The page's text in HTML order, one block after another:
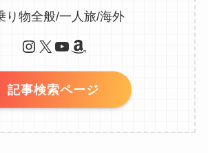
り物全般/一人旅/海外
Instagram X YouTube Amazon
記事検索ページ